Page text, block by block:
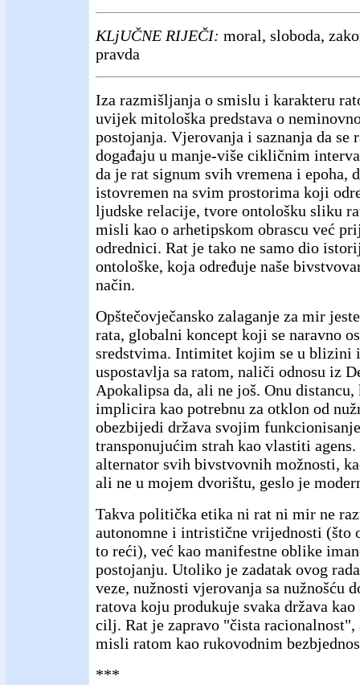
KLjUČNE RIJEČI: moral, sloboda,
pravda
Iza razmišljanja o smislu i karakteru
uvijek mitološka predstava o
postojanja. Vjerovanja i saznanja da se
događaju u manje-više cikličnim
da je rat signum svih vremena i epoha,
istovremen na svim prostorima koji
ljudske relacije, tvore ontološku sliku
misli kao o arhetipskom obrascu već
odrednici. Rat je tako ne samo dio
ontološke, koja određuje naše
način.
Opštečovječansko zalaganje za mir
rata, globalni koncept koji se naravno
sredstvima. Intimitet kojim se u blizini
uspostavlja sa ratom, naliči odnosu iz
Apokalipsa da, ali ne još. Onu
implicira kao potrebnu za otklon od
obezbijedi država svojim
transponujućim strah kao vlastiti agens.
alternator svih bivstvovnih možnosti,
ali ne u mojem dvorištu, geslo je
Takva politička etika ni rat ni mir ne
autonomne i intristične vrijednosti (što
to reći), već kao manifestne oblike
postojanju. Utoliko je zadatak ovog
veze, nužnosti vjerovanja sa nužnošću
ratova koju produkuje svaka država
cilj. Rat je zapravo "čista racionalnost",
misli ratom kao rukovodnim
***